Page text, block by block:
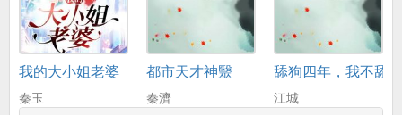
我的大小姐老婆
秦玉
都市天才神毉
秦濟
舔狗四年，我不舔
江城